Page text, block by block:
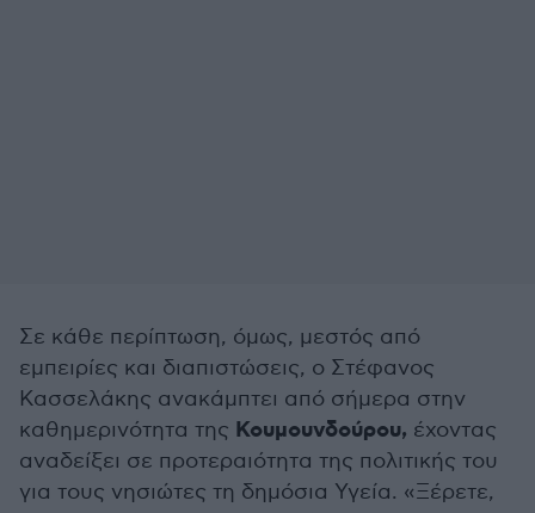
Σε κάθε περίπτωση, όμως, μεστός από
εμπειρίες και διαπιστώσεις, ο Στέφανος
Κασσελάκης ανακάμπτει από σήμερα στην
καθημερινότητα της Κουμουνδούρου, έχοντας
αναδείξει σε προτεραιότητα της πολιτικής του
για τους νησιώτες τη δημόσια Υγεία. «Ξέρετε,